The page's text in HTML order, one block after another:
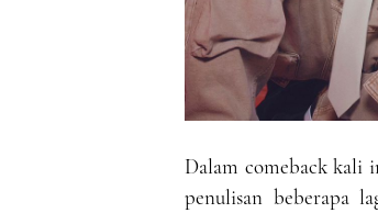
Dalam comeback kali
penulisan beberapa